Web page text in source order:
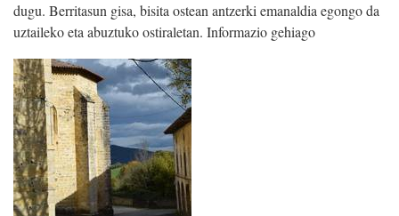
dugu. Berritasun gisa, bisita ostean antzerki emanaldia egongo da
uztaileko eta abuztuko ostiraletan. Informazio gehiago